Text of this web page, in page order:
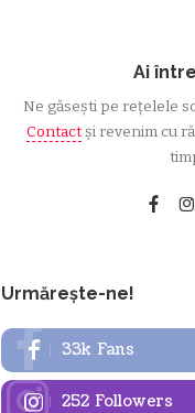
Ai
Ne găsești pe rețelele
Contactși revenim cu
Urmărește-ne!
33k Fans
252 Followers